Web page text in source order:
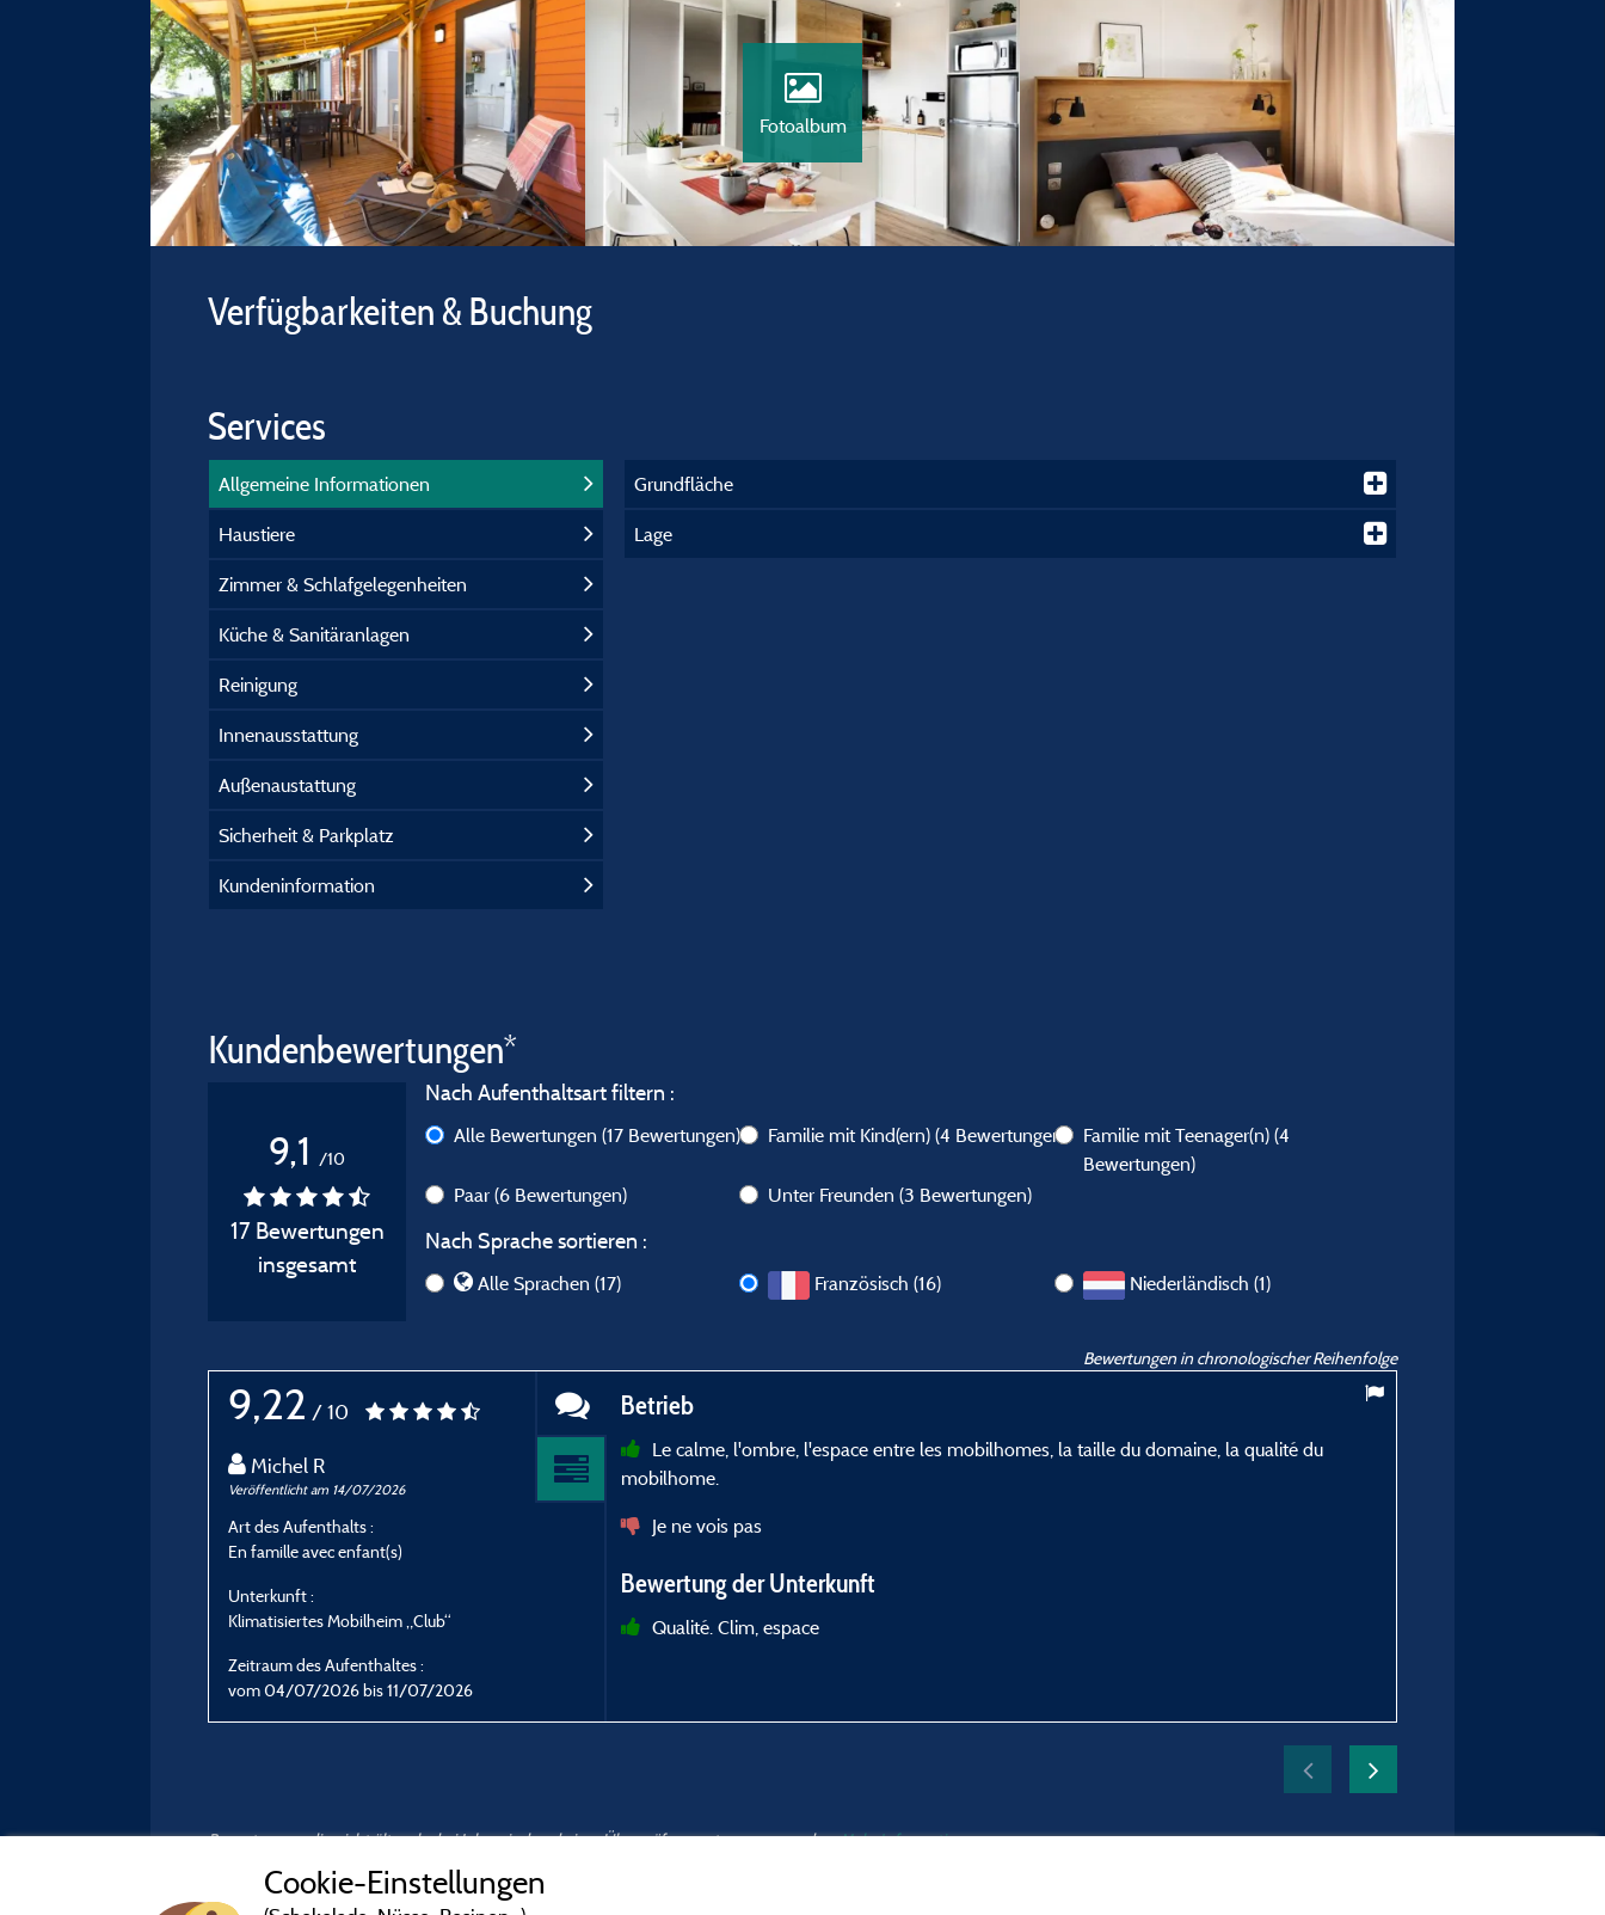
Fotoalbum
Verfügbarkeiten & Buchung
Services
Allgemeine Informationen
Haustiere
Zimmer & Schlafgelegenheiten
Küche & Sanitäranlagen
Reinigung
Innenausstattung
Außenaustattung
Sicherheit & Parkplatz
Kundeninformation
Grundfläche
Lage
Kundenbewertungen*
9,1 /10
17 Bewertungen
insgesamt
Nach Aufenthaltsart filtern :
Alle Bewertungen (17 Bewertungen) Familie mit Kind(ern)(4 Bewertungen) Familie mit Teenager(n) (4
Bewertungen)
Paar (6 Bewertungen) Unter Freunden(3 Bewertungen)
Nach Sprache sortieren :
Alle Sprachen (17) Französisch (16) Niederländisch (1)
Bewertungen in chronologischer Reihenfolge
9,22 / 10
Michel R
Veröffentlicht am 14/07/2026
Art des Aufenthalts :
En famille avec enfant(s)
Unterkunft :
Klimatisiertes Mobilheim „Club“
Zeitraum des Aufenthaltes :
vom 04/07/2026 bis 11/07/2026
Betrieb
Le calme, l'ombre, l'espace entre les mobilhomes, la taille du domaine, la qualité du
mobilhome.
Je ne vois pas
Bewertung der Unterkunft
Qualité. Clim, espace
Bewertungen, die nicht älter als drei Jahre sind und einer Überprüfung unterzogen wurden.Mehr Informationen
Cookie-Einstellungen